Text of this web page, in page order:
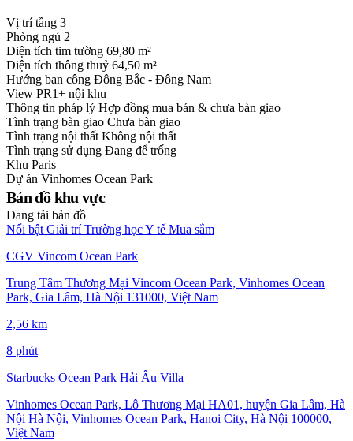
Vị trí tầng 3
Phòng ngủ 2
Diện tích tim tường 69,80 m²
Diện tích thông thuỷ 64,50 m²
Hướng ban công Đông Bắc - Đông Nam
View PR1+ nội khu
Thông tin pháp lý Hợp đồng mua bán & chưa bàn giao
Tình trạng bàn giao Chưa bàn giao
Tình trạng nội thất Không nội thất
Tình trạng sử dụng Đang để trống
Khu Paris
Dự án Vinhomes Ocean Park
Bản đồ khu vực
Đang tải bản đồ
Nổi bật Giải trí Trường họcY tế Mua sắm
CGV Vincom Ocean Park
Trung Tâm Thương Mại Vincom Ocean Park, Vinhomes Ocean
Park, Gia Lâm, Hà Nội 131000, Việt Nam
2,56 km
8 phút
Starbucks Ocean Park Hải Âu Villa
Vinhomes Ocean Park, Lô Thương Mại HA01, huyện Gia Lâm, Hà
Nội Hà Nội, Vinhomes Ocean Park, Hanoi City, Hà Nội 100000,
Việt Nam